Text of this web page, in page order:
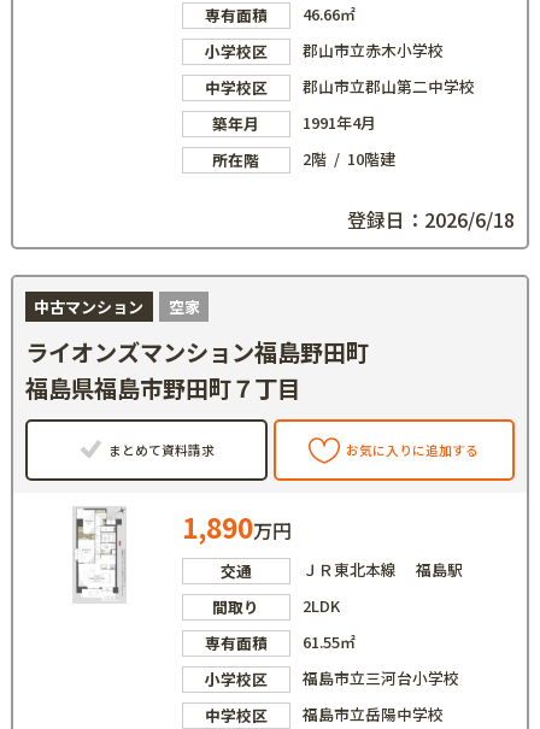
専有面積
46.66㎡
小学校区
郡山市立赤木小学校
中学校区
郡山市立郡山第二中学校
築年月
1991年4月
所在階
2階 / 10階建
登録日：2026/6/18
中古マンション 空家
ライオンズマンション福島野田町
福島県福島市野田町７丁目
まとめて資料請求 お気に入りに追加する
1,890万円
交通
ＪＲ東北本線 福島駅
間取り
2LDK
専有面積
61.55㎡
小学校区
福島市立三河台小学校
中学校区
福島市立岳陽中学校